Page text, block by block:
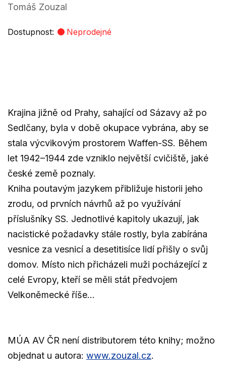
Tomáš Zouzal
Dostupnost: Neprodejné
Krajina jižně od Prahy, sahající od Sázavy až po
Sedlčany, byla v době okupace vybrána, aby se
stala výcvikovým prostorem Waffen-SS. Během
let 1942–1944 zde vzniklo největší cvičiště, jaké
české země poznaly.
Kniha poutavým jazykem přibližuje historii jeho
zrodu, od prvních návrhů až po využívání
příslušníky SS. Jednotlivé kapitoly ukazují, jak
nacistické požadavky stále rostly, byla zabírána
vesnice za vesnicí a desetitisíce lidí přišly o svůj
domov. Místo nich přicházeli muži pocházející z
celé Evropy, kteří se měli stát předvojem
Velkoněmecké říše…
MÚA AV ČR není distributorem této knihy; možno
objednat u autora: www.zouzal.cz.